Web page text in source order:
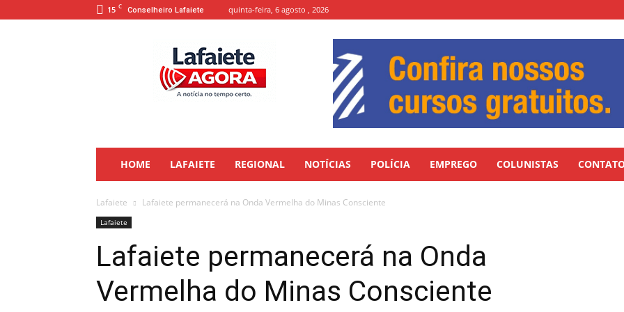
15 C Conselheiro Lafaiete quinta-feira, 6 agosto , 2026
HOME LAFAIETE REGIONAL NOTÍCIAS POLÍCIA EMPREGO COLUNISTAS
Lafaiete Lafaiete permanecerá na Onda Vermelha do Minas Consciente
Lafaiete
Lafaiete permanecerá na Onda
Vermelha do Minas Consciente